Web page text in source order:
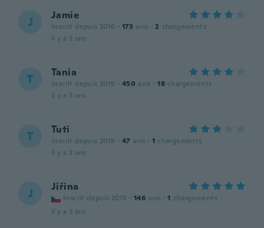
J Jamie
Inscrit depuis 2016 · 173 avis · 2 chargements
il y a 3 ans
T Tania
Inscrit depuis 2019 · 450 avis · 18 chargements
il y a 3 ans
T Tuti
Inscrit depuis 2019 · 47 avis · 1 chargements
il y a 3 ans
J Jiřina
Inscrit depuis 2018 · 146 avis · 1 chargements
il y a 3 ans